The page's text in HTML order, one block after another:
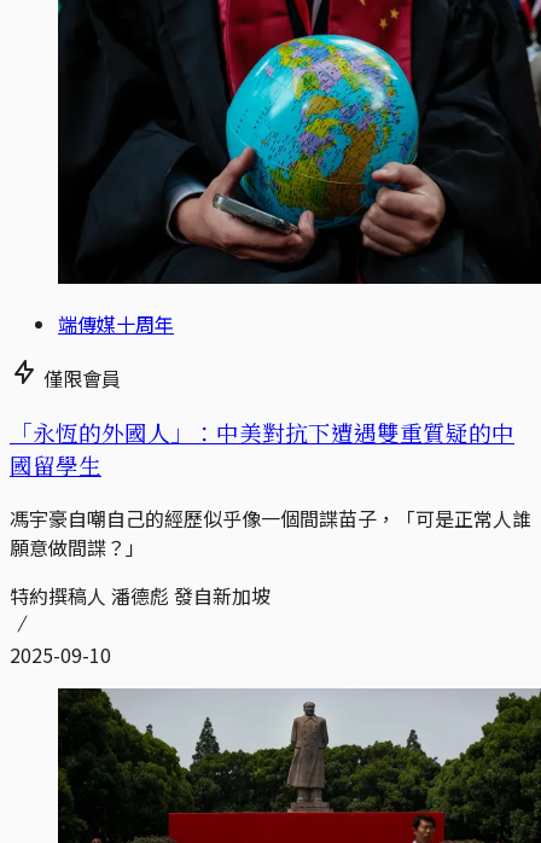
端傳媒十周年
僅限會員
「永恆的外國人」：中美對抗下遭遇雙重質疑的中
國留學生
馮宇豪自嘲自己的經歷似乎像一個間諜苗子，「可是正常人誰
願意做間諜？」
特約撰稿人 潘德彪 發自新加坡
2025-09-10